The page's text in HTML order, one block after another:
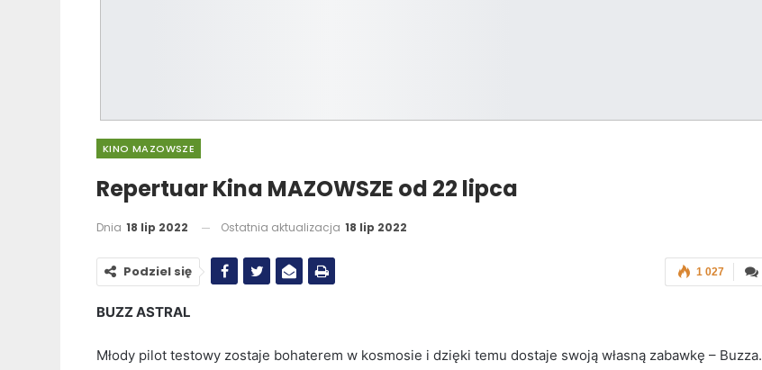
KINO MAZOWSZE
Repertuar Kina MAZOWSZE od 22 lipca
Dnia 18 lip 2022 Ostatnia aktualizacja 18 lip 2022
1 027
Podziel się
BUZZ ASTRAL
Młody pilot testowy zostaje bohaterem w kosmosie i dzięki temu dostaje swoją własną zabawkę – Buzza.